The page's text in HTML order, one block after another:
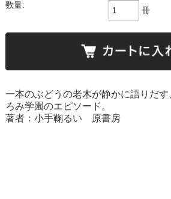
数量:
冊
一本のぶどうの老木が静かに語りだす
ろみ学園のエピソード。
著者：小手鞠るい 原書房